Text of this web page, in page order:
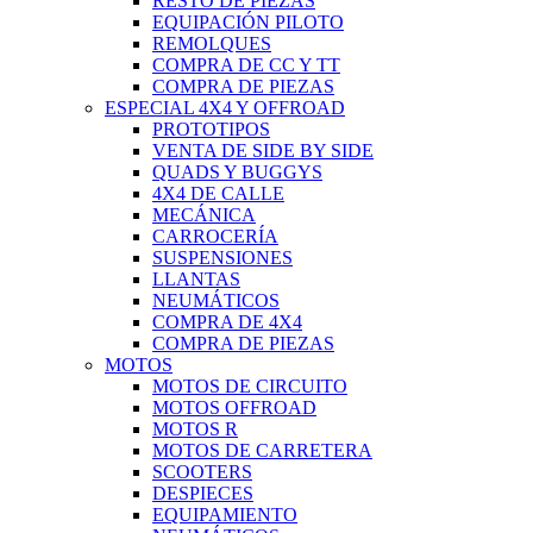
EQUIPACIÓN PILOTO
REMOLQUES
COMPRA DE CC Y TT
COMPRA DE PIEZAS
ESPECIAL 4X4 Y OFFROAD
PROTOTIPOS
VENTA DE SIDE BY SIDE
QUADS Y BUGGYS
4X4 DE CALLE
MECÁNICA
CARROCERÍA
SUSPENSIONES
LLANTAS
NEUMÁTICOS
COMPRA DE 4X4
COMPRA DE PIEZAS
MOTOS
MOTOS DE CIRCUITO
MOTOS OFFROAD
MOTOS R
MOTOS DE CARRETERA
SCOOTERS
DESPIECES
EQUIPAMIENTO